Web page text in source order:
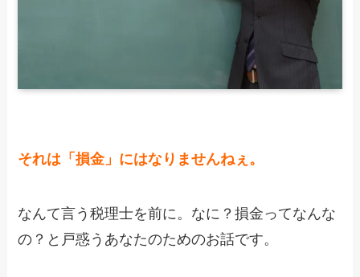
それは「損金」にはなりませんねぇ。
なんて言う税理士を前に。なに？損金ってなんな
の？と戸惑うあなたのためのお話です。